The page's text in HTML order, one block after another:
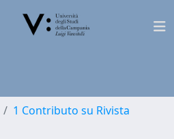
1 Contributo su Rivista